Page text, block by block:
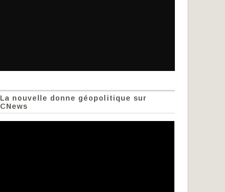
La nouvelle donne géopolitique sur
CNews